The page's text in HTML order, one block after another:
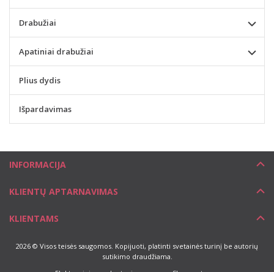
Drabužiai
Apatiniai drabužiai
Plius dydis
Išpardavimas
INFORMACIJA
KLIENTŲ APTARNAVIMAS
KLIENTAMS
2026 © Visos teisės saugomos. Kopijuoti, platinti svetainės turinį be autorių
sutikimo draudžiama.